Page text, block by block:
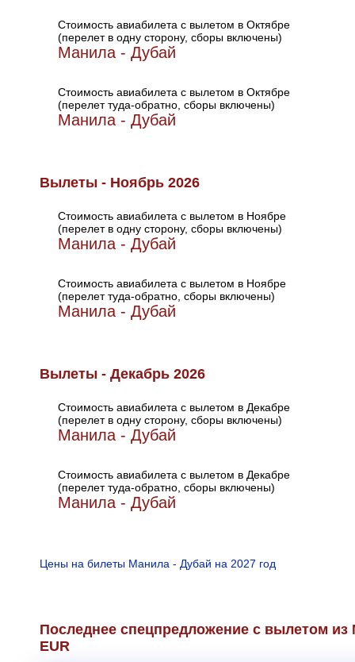
Стоимость авиабилета с вылетом в Октябре
(перелет в одну сторону, сборы включены)
Манила - Дубай
Стоимость авиабилета с вылетом в Октябре
(перелет туда-обратно, сборы включены)
Манила - Дубай
Вылеты - Ноябрь 2026
Стоимость авиабилета с вылетом в Ноябре
(перелет в одну сторону, сборы включены)
Манила - Дубай
Стоимость авиабилета с вылетом в Ноябре
(перелет туда-обратно, сборы включены)
Манила - Дубай
Вылеты - Декабрь 2026
Стоимость авиабилета с вылетом в Декабре
(перелет в одну сторону, сборы включены)
Манила - Дубай
Стоимость авиабилета с вылетом в Декабре
(перелет туда-обратно, сборы включены)
Манила - Дубай
Цены на билеты Манила - Дубай на 2027 год
Последнее спецпредложение с вылетом
EUR